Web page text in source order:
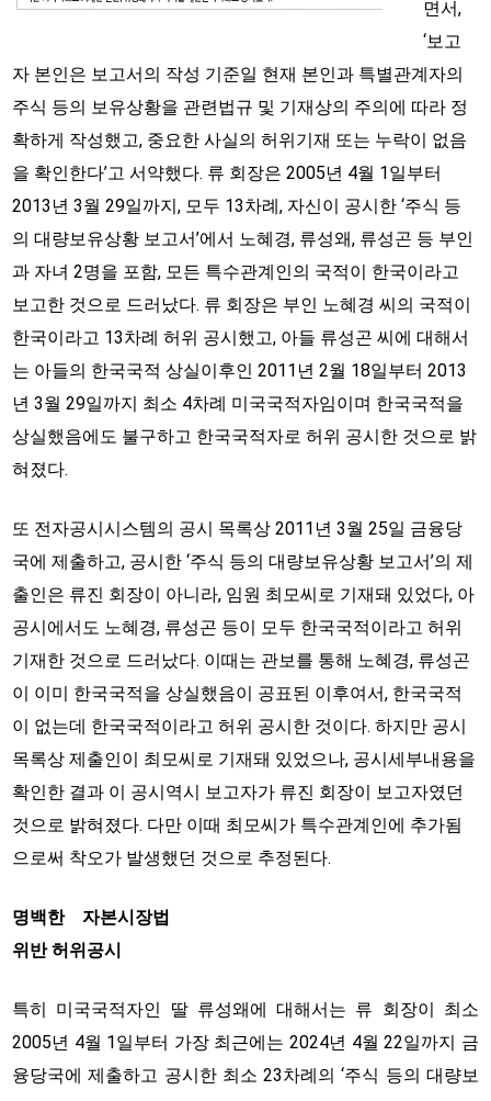
면서,
‘보고
자 본인은 보고서의 작성 기준일 현재 본인과 특별관계자의
주식 등의 보유상황을 관련법규 및 기재상의 주의에 따라 정
확하게 작성했고, 중요한 사실의 허위기재 또는 누락이 없음
을 확인한다’고 서약했다. 류 회장은 2005년 4월 1일부터
2013년 3월 29일까지, 모두 13차례, 자신이 공시한 ‘주식 등
의 대량보유상황 보고서’에서 노혜경, 류성왜, 류성곤 등 부인
과 자녀 2명을 포함, 모든 특수관계인의 국적이 한국이라고
보고한 것으로 드러났다. 류 회장은 부인 노혜경 씨의 국적이
한국이라고 13차례 허위 공시했고, 아들 류성곤 씨에 대해서
는 아들의 한국국적 상실이후인 2011년 2월 18일부터 2013
년 3월 29일까지 최소 4차례 미국국적자임이며 한국국적을
상실했음에도 불구하고 한국국적자로 허위 공시한 것으로 밝
혀졌다.
또 전자공시시스템의 공시 목록상 2011년 3월 25일 금융당
국에 제출하고, 공시한 ‘주식 등의 대량보유상황 보고서’의 제
출인은 류진 회장이 아니라, 임원 최모씨로 기재돼 있었다, 아
공시에서도 노혜경, 류성곤 등이 모두 한국국적이라고 허위
기재한 것으로 드러났다. 이때는 관보를 통해 노혜경, 류성곤
이 이미 한국국적을 상실했음이 공표된 이후여서, 한국국적
이 없는데 한국국적이라고 허위 공시한 것이다. 하지만 공시
목록상 제출인이 최모씨로 기재돼 있었으나, 공시세부내용을
확인한 결과 이 공시역시 보고자가 류진 회장이 보고자였던
것으로 밝혀졌다. 다만 이때 최모씨가 특수관계인에 추가됨
으로써 착오가 발생했던 것으로 추정된다.
명백한 자본시장법
위반 허위공시
특히 미국국적자인 딸 류성왜에 대해서는 류 회장이 최소
2005년 4월 1일부터 가장 최근에는 2024년 4월 22일까지 금
융당국에 제출하고 공시한 최소 23차례의 ‘주식 등의 대량보